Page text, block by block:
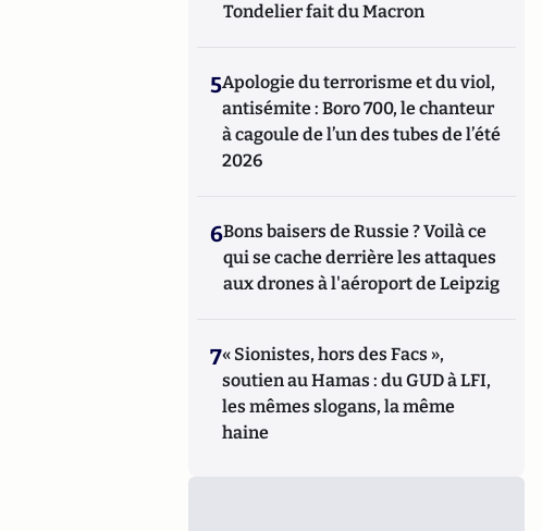
Tondelier fait du Macron
5Apologie du terrorisme et du viol,
antisémite : Boro 700, le chanteur
à cagoule de l’un des tubes de l’été
2026
6Bons baisers de Russie ? Voilà ce
qui se cache derrière les attaques
aux drones à l'aéroport de Leipzig
7« Sionistes, hors des Facs »,
soutien au Hamas : du GUD à LFI,
les mêmes slogans, la même
haine